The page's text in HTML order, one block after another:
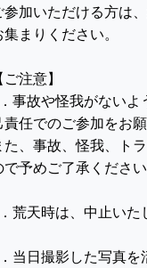
参加いただける方は
集まりください。
【ご注意】
事故や怪我がない
責任でのご参加をお願
た、事故、怪我、ト
で予めご了承ください
荒天時は、中止い
当日撮影した写真を